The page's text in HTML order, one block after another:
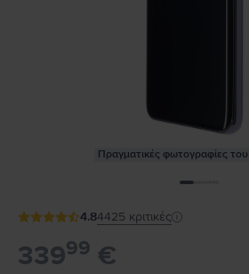
Πραγματικές φωτογραφίες
4.84425 κριτικές
33999 €